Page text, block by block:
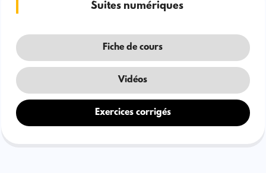
Suites numériques
Fiche de cours
Vidéos
Exercices corrigés